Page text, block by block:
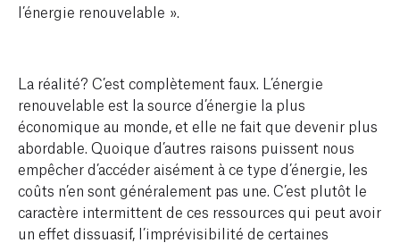
l’énergie renouvelable ».
La réalité? C’est complètement faux. L’énergie
renouvelable est la source d’énergie la plus
économique au monde, et elle ne fait que devenir plus
abordable. Quoique d’autres raisons puissent nous
empêcher d’accéder aisément à ce type d’énergie, les
coûts n’en sont généralement pas une. C’est plutôt le
caractère intermittent de ces ressources qui peut avoir
un effet dissuasif, l’imprévisibilité de certaines